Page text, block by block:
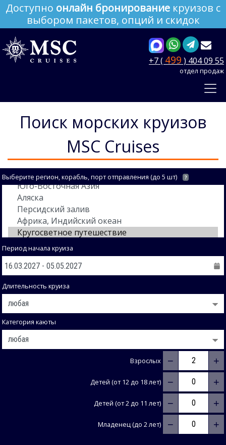
Доступно онлайн бронирование круизов с
выбором пакетов, опций и скидок
+7 ( 499 ) 404 09 55
отдел продаж
Поиск морских круизов
MSC Cruises
Выберите регион, корабль, порт отправления (до 5 шт) ?
Период начала круиза
Длительность круиза
Категория каюты
Взрослых − +
Детей (от 12 до 18 лет) − +
Детей (от 2 до 11 лет) − +
Младенец (до 2 лет) − +